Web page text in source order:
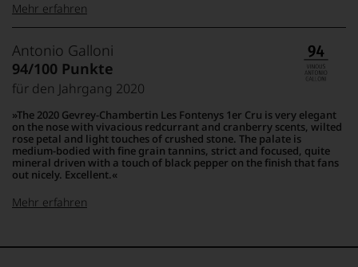
99–100 Punkte:
95–98 Punkte:
90–94 Punkte:
85–89 Punkte:
Tesdorpf
Der
Name
Tesdorpf
steht
für
»Fine
Wine«,
für
die
edlen
Welt,
Mehr erfahren
Antonio Galloni
94/100 Punkte
für den Jahrgang 2020
The 2020 Gevrey-Chambertin Les Fontenys 1er Cru is very elegant
on the nose with vivacious redcurrant and cranberry scents, wilted
rose petal and light touches of crushed stone. The palate is
medium-bodied with fine grain tannins, strict and focused, quite
mineral driven with a touch of black pepper on the finish that fans
out nicely. Excellent.
Punkte:außergewöhnlich,
Galloni
Mehr erfahren